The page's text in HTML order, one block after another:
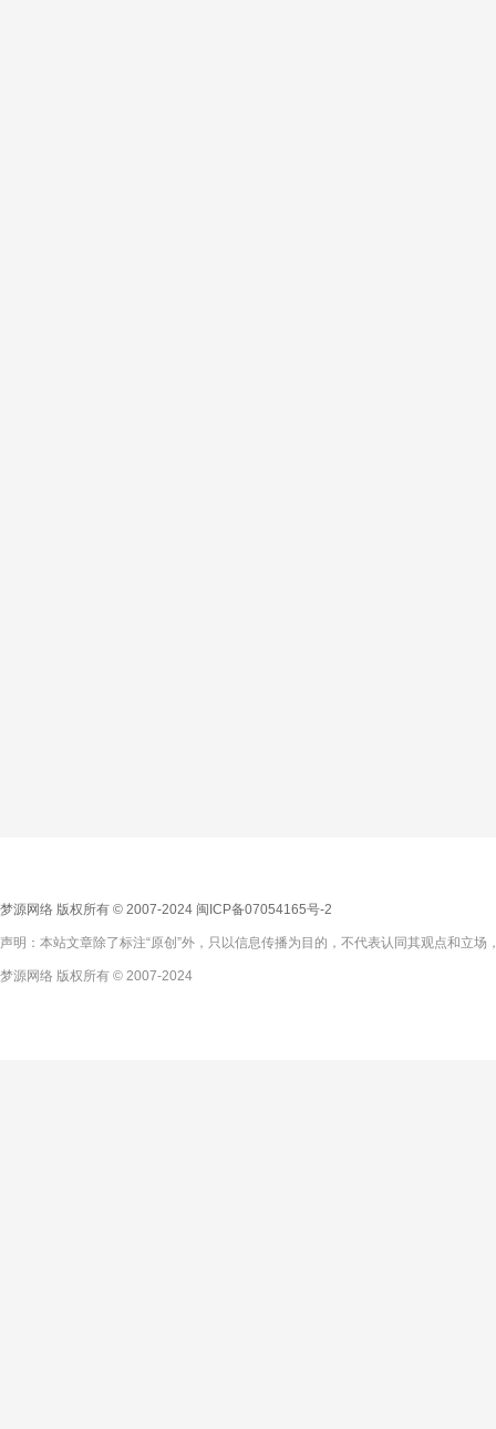
梦源网络 版权所有 © 2007-2024 闽ICP备07054165号-2
声明：本站文章除了标注“原创”外，只以信息传播为目的，不代表认同其观点和立
梦源网络 版权所有 © 2007-2024